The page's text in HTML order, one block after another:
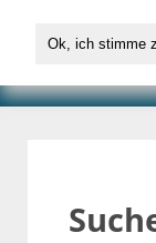
Ok, ich stimme